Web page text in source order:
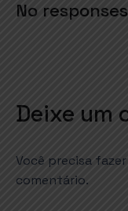
No
Deixe um
Você precisa
comentário.